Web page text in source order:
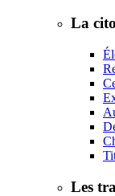
La
Les